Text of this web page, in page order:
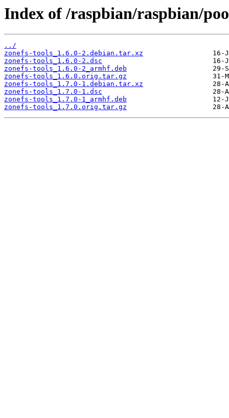
Index of /raspbian/raspbian/
../
zonefs-tools_1.6.0-2.debian.tar.xz
zonefs-tools_1.6.0-2.dsc
zonefs-tools_1.6.0-2_armhf.deb
zonefs-tools_1.6.0.orig.tar.gz
zonefs-tools_1.7.0-1.debian.tar.xz
zonefs-tools_1.7.0-1.dsc
zonefs-tools_1.7.0-1_armhf.deb
zonefs-tools_1.7.0.orig.tar.gz